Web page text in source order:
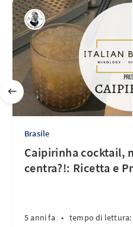
Brasile
Caipirinha cocktail,
centra?!: Ricetta e
5 anni fa • tempo di lettura: